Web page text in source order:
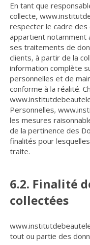
En tant que
collecte,
respecter le cadre des
appartient notamment
ses traitements de
clients, à partir de la
information complète
personnelles et de
conforme à la réalité.
Personnelles,
les mesures
de la pertinence des
finalités pour
traite.
6.2. Finalité
collectées
tout ou partie des